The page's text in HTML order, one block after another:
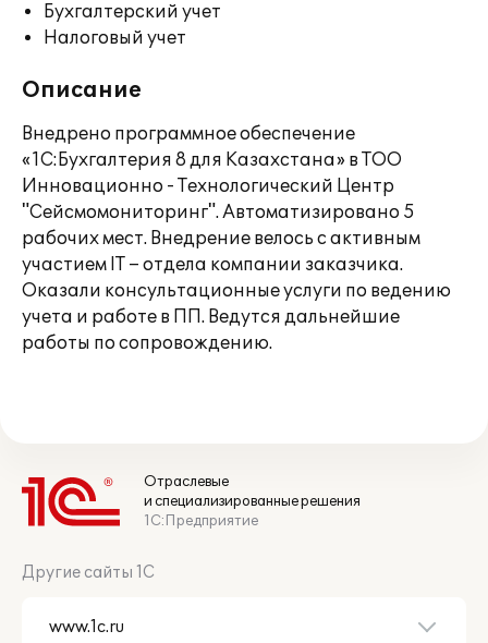
Бухгалтерский учет
Налоговый учет
Описание
Внедрено программное обеспечение
«1С:Бухгалтерия 8 для Казахстана» в ТОО
Инновационно - Технологический Центр
"Сейсмомониторинг". Автоматизировано 5
рабочих мест. Внедрение велось с активным
участием IT – отдела компании заказчика.
Оказали консультационные услуги по ведению
учета и работе в ПП. Ведутся дальнейшие
работы по сопровождению.
Отраслевые
и специализированные решения
1С:Предприятие
Другие сайты 1С